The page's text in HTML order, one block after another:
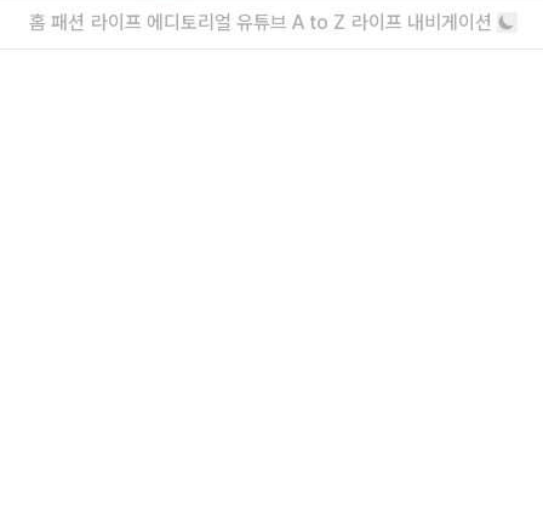
26 봄, 여름 추천 아이템 7
홈 패션 라이프 에디토리얼 유튜브 A to Z 라이프 내비게이션